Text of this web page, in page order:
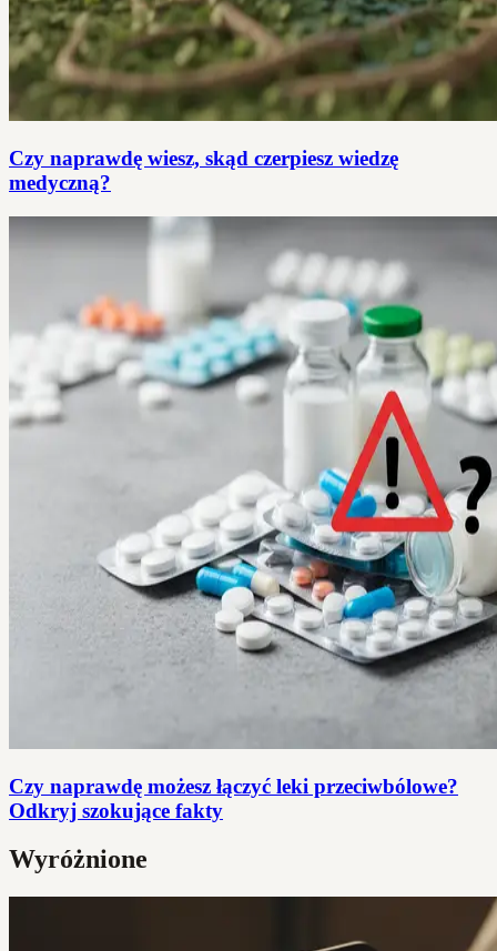
Czy naprawdę wiesz, skąd czerpiesz wiedzę
medyczną?
Czy naprawdę możesz łączyć leki przeciwbólowe?
Odkryj szokujące fakty
Wyróżnione